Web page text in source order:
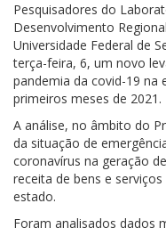
Pesquisadores do
Desenvolvimento
Universidade Federal de
terça-feira, 6, um novo
pandemia da covid-19 na
primeiros meses de 2021.
A análise, no âmbito do
da situação de
coronavírus na geração
receita de bens e
estado.
Foram analisados dados